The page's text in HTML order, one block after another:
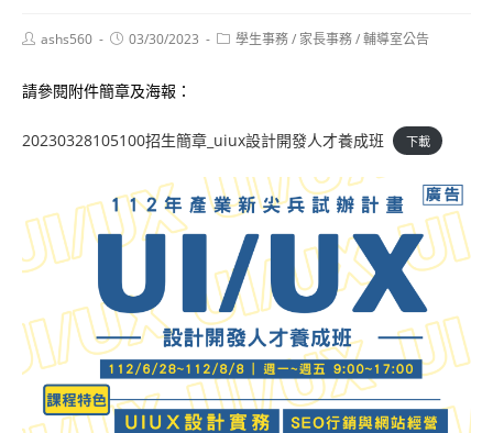
Postashs560
Post03/30/2023
Post學生事務/ 家長事務/輔導室公告
請參閱附件簡章及海報：
20230328105100招生簡章_uiux設計開發人才養成班 下載